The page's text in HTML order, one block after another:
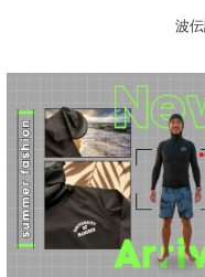
WAVE HUNTER波予想ツ
気象情報
ニュース
サーフィンエリアガイド
会員メニュー
波
ファッション/グッズ
アート＆エンタメ
コラム
トラベル
ショップ情報
ショップ情報